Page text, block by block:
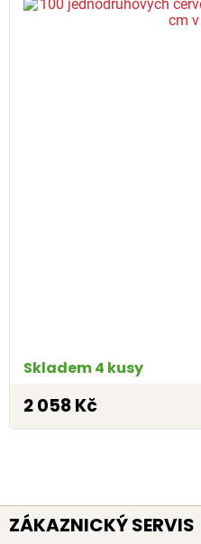
Skladem 4 kusy
2 058 Kč
ZÁKAZNICKÝ SERVIS